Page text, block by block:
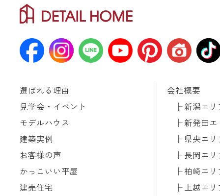
選ばれる理由
見学会・イベント
モデルハウス
建築実例
お客様の声
かっこいい平屋
建売住宅
会社概要
新潟エリ
新発田エ
県央エリ
長岡エリ
柏崎エリ
上越エリ